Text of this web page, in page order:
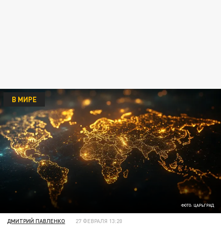
ФОТО: ЦАРЬГРАД
В МИРЕ
ДМИТРИЙ ПАВЛЕНКО 27 ФЕВРАЛЯ 13:20